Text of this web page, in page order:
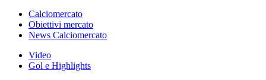
Calciomercato
Obiettivi mercato
News Calciomercato
Video
Gol e Highlights